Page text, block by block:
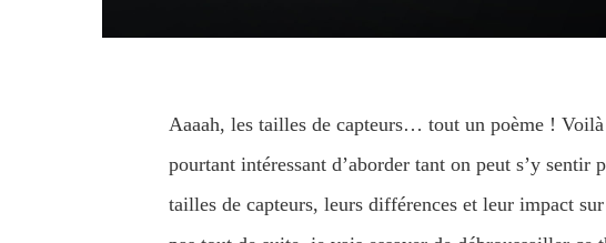
Aaaah, les tailles de capteurs… tout un poème !
pourtant intéressant d’aborder tant on peut s’y sentir
tailles de capteurs, leurs différences et leur impact